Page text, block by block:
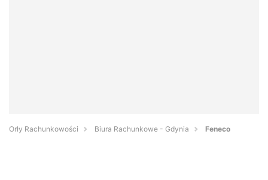
Orły Rachunkowości Biura Rachunkowe - Gdynia Feneco